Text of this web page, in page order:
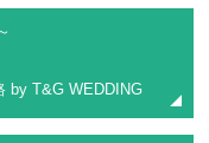
by T&G WEDDING